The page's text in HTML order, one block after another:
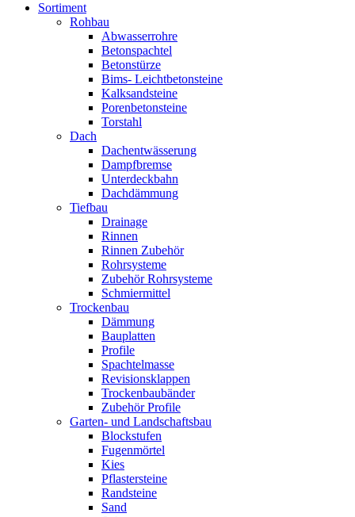
Sortiment
Rohbau
Abwasserrohre
Betonspachtel
Betonstürze
Bims- Leichtbetonsteine
Kalksandsteine
Porenbetonsteine
Torstahl
Dach
Dachentwässerung
Dampfbremse
Unterdeckbahn
Dachdämmung
Tiefbau
Drainage
Rinnen
Rinnen Zubehör
Rohrsysteme
Zubehör Rohrsysteme
Schmiermittel
Trockenbau
Dämmung
Bauplatten
Profile
Spachtelmasse
Revisionsklappen
Trockenbaubänder
Zubehör Profile
Garten- und Landschaftsbau
Blockstufen
Fugenmörtel
Kies
Pflastersteine
Randsteine
Sand